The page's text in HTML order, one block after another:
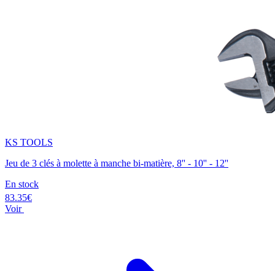
KS TOOLS
Jeu de 3 clés à molette à manche bi-matière, 8'' - 10'' - 12''
En stock
83.35€
Voir